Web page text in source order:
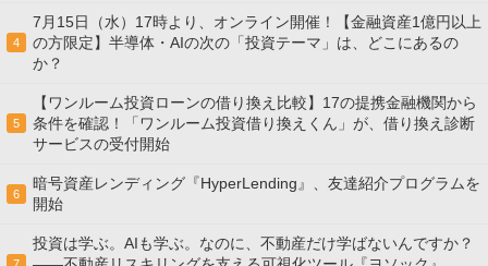
4
7月15日（水）17時より、オンライン開催！【金融資産1億円以上
の方限定】半導体・AIの次の「投資テーマ」は、どこにあるの
か？
5
【ワンルーム投資ローンの借り換え比較】17の提携金融機関から
条件を確認！「ワンルーム投資借り換えくん」が、借り換え診断
サービスの受付開始
6
暗号資産レンディング『HyperLending』、友達紹介プログラムを
開始
投資は学ぶ。AIも学ぶ。なのに、不動産だけ学ばないんですか？